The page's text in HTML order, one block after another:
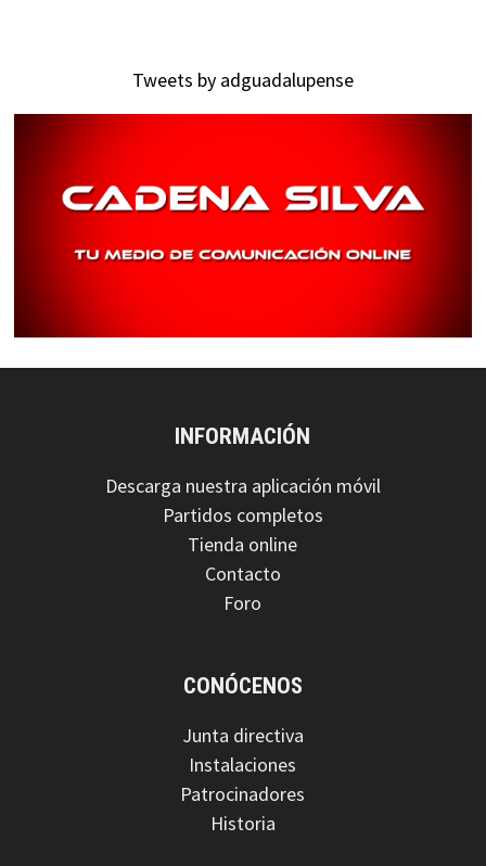
Tweets by adguadalupense
INFORMACIÓN
Descarga nuestra aplicación móvil
Partidos completos
Tienda online
Contacto
Foro
CONÓCENOS
Junta directiva
Instalaciones
Patrocinadores
Historia